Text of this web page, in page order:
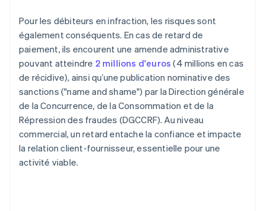
Pour les débiteurs en infraction, les risques sont
également conséquents. En cas de retard de
paiement, ils encourent une amende administrative
pouvant atteindre 2 millions d'euros (4 millions en cas
de récidive), ainsi qu’une publication nominative des
sanctions ("name and shame") par la Direction générale
de la Concurrence, de la Consommation et de la
Répression des fraudes (DGCCRF). Au niveau
commercial, un retard entache la confiance et impacte
la relation client-fournisseur, essentielle pour une
activité viable.